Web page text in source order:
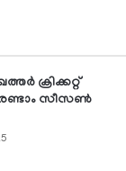
ക്രിക്കറ്റ്
സീസണ്‍